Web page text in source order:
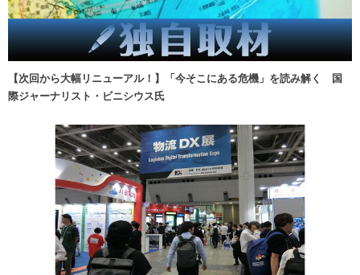
【次回から大幅リニューアル！】「今そこにある危機」を読み解く 国
際ジャーナリスト・ビニシウス氏